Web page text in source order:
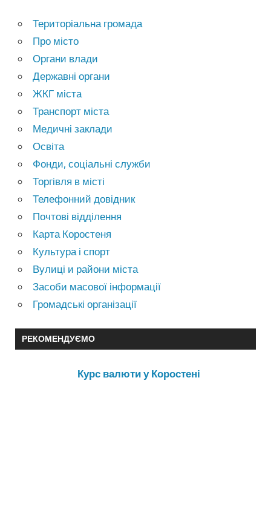
Територіальна громада
Про місто
Органи влади
Державні органи
ЖКГ міста
Транспорт міста
Медичні заклади
Освіта
Фонди, соціальні служби
Торгівля в місті
Телефонний довідник
Почтові відділення
Карта Коростеня
Культура і спорт
Вулиці и райони міста
Засоби масової інформації
Громадські організації
РЕКОМЕНДУЄМО
Курс валюти у Коростені